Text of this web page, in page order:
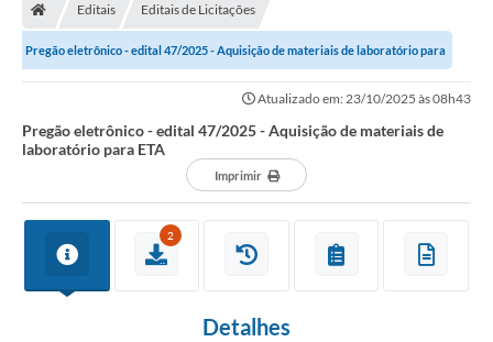
Editais Editais de Licitações
Pregão eletrônico - edital 47/2025 - Aquisição de materiais de laboratório para
Atualizado em: 23/10/2025 às 08h43
Pregão eletrônico - edital 47/2025 - Aquisição de materiais de
laboratório para ETA
Imprimir
2
Detalhes